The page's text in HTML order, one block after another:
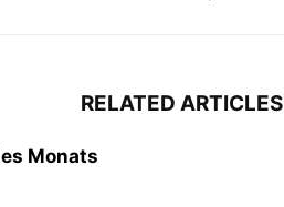
RELATED ARTICLES
Monats